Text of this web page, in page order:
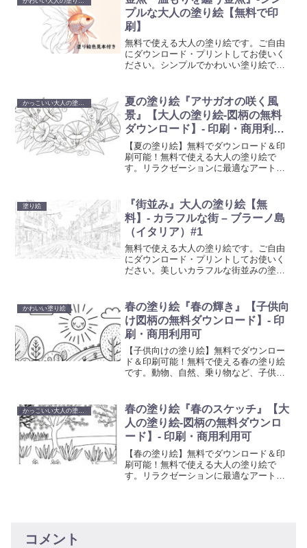
プルな大人の塗り絵【無料で印
刷】
無料で使える大人の塗り絵です。ご自由
にダウンロード・プリントしてお使いく
ださい。シンプルでかわいい塗り絵で
ます。日々のストレスを解放し、美しい
アート作品を創り出すことで、心の平和
を見つけてください。
かっこいい大人の塗り絵
夏の塗り絵『アサガオの咲く風
景』【大人の塗り絵-図柄の無料
ダウンロード】- 印刷・商用利用
可
【夏の塗り絵】無料でダウンロード＆印
刷可能！無料で使える大人の塗り絵で
す。リラクゼーションに最適なアート活
放されるひと時を。
塗り絵
『街並み』大人の塗り絵【無
料】- カラフルな街 – ブラーノ島
（イタリア）#1
無料で使える大人の塗り絵です。ご自由
にダウンロード・プリントしてお使いく
ださい。美しいカラフルな街並みの塗り
供します。日々のストレスを解放し、美
しいアート作品を創り出すことで、心の
平和を見つけてください。
かわいい塗り絵
春の塗り絵『春の輝き』【子供向
け図柄の無料ダウンロード】- 印
刷・商用利用可
【子供向けの塗り絵】無料でダウンロー
ド＆印刷可能！無料で使える春の塗り絵
です。動物、自然、乗り物など、子供た
活動で、お子様の色彩感覚と手先の器用
さを向上させましょう。
かっこいい大人の塗り絵
春の塗り絵『春のスケッチ』【大
人の塗り絵-図柄の無料ダウンロ
ード】- 印刷・商用利用可
【春の塗り絵】無料でダウンロード＆印
刷可能！無料で使える大人の塗り絵で
す。リラクゼーションに最適なアート活
コメント